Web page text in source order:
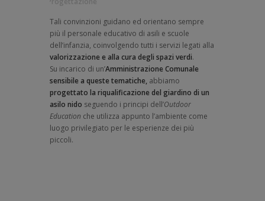
Tali convinzioni guidano ed orientano sempre
più il personale educativo di asili e scuole
dell’infanzia, coinvolgendo tutti i servizi legati alla
valorizzazione e alla cura degli spazi verdi.
Su incarico di un’Amministrazione Comunale
sensibile a queste tematiche, abbiamo
progettato la riqualificazione del giardino di un
asilo nido seguendo i principi dell’Outdoor
Education che utilizza appunto l’ambiente come
luogo privilegiato per le esperienze dei più
piccoli.